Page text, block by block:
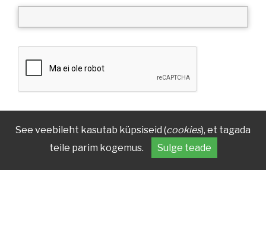
See veebileht kasutab küpsiseid (cookies), et tagada
teile parim kogemus.
Sulge teade